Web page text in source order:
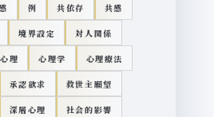
例 共依存 共感
境界設定 対人関係
心理 心理学 心理療法
承認欲求 救世主願望
深層心理 社会的影響